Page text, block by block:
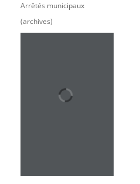
Arrêtés municipaux
(archives)